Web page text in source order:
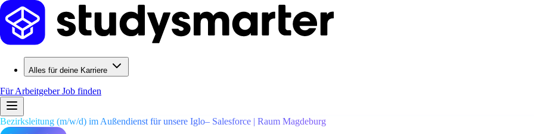
Alles für deine Karriere
Für ArbeitgeberJob finden
Bezirksleitung (m/w/d) im Außendienst für unsere Iglo– Salesforce | Raum Magdeburg